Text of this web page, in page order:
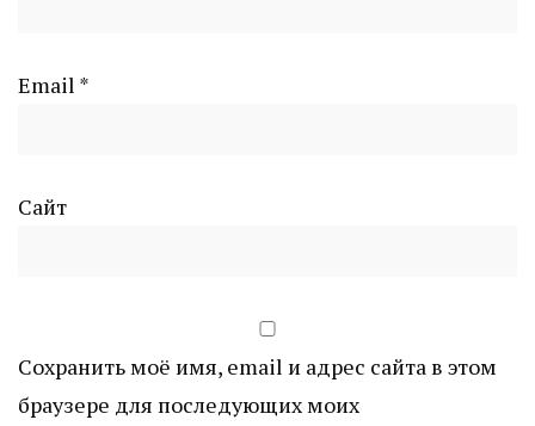
Email *
Сайт
Сохранить моё имя, email и адрес сайта в этом
браузере для последующих моих